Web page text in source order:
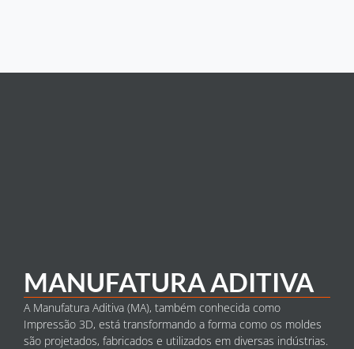
MANUFATURA ADITIVA
A Manufatura Aditiva (MA), também conhecida como
Impressão 3D, está transformando a forma como os moldes
são projetados, fabricados e utilizados em diversas indústrias.